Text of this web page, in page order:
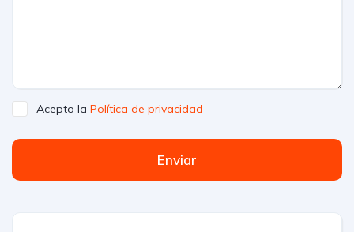
Acepto la Política de privacidad
Enviar